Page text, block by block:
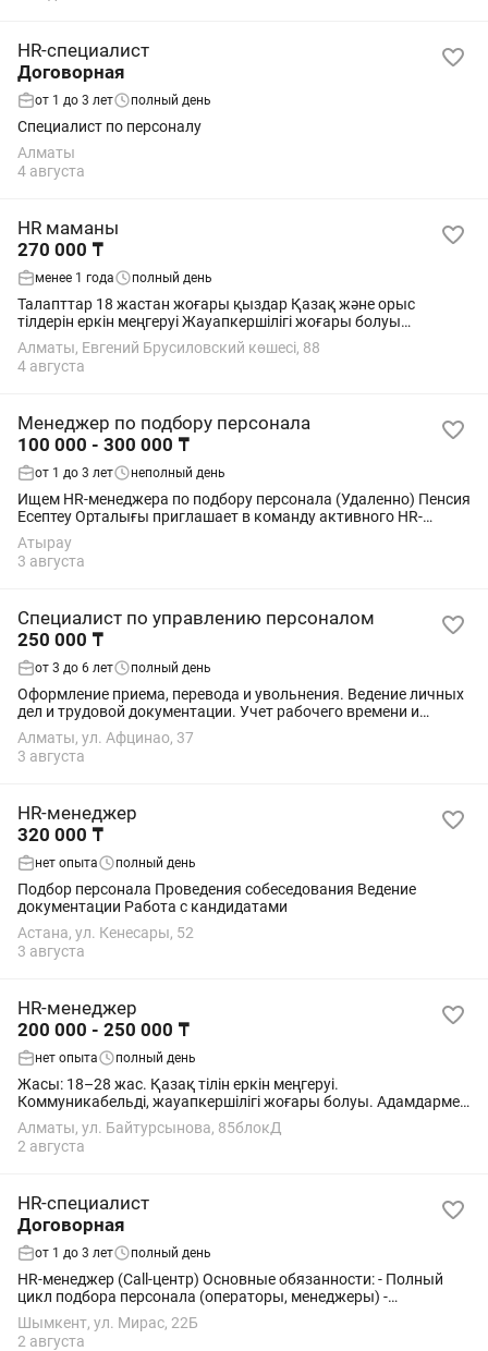
HR-специалист
Договорная
от 1 до 3 лет полный день
Специалист по персоналу
Алматы
4 августа
HR маманы
270 000 ₸
менее 1 года полный день
Талапттар 18 жастан жоғары қыздар Қазақ және орыс
тілдерін еркін меңгеруі Жауапкершілігі жоғары болуы
Басшылықтың талаптарын орындай білуі Белсенді, позитивті
және қарым-қатынасқа ашық...
Алматы, Евгений Брусиловский көшесі, 88
4 августа
Менеджер по подбору персонала
100 000 - 300 000 ₸
от 1 до 3 лет неполный день
Ищем HR-менеджера по подбору персонала (Удаленно) Пенсия
Есептеу Орталығы приглашает в команду активного HR-
менеджера, который умеет находить сильных специалистов и
закрывать вакансии качественно и...
Атырау
3 августа
Специалист по управлению персоналом
250 000 ₸
от 3 до 6 лет полный день
Оформление приема, перевода и увольнения. Ведение личных
дел и трудовой документации. Учет рабочего времени и
кадровой отчетности. Контроль соблюдение требований
Алматы, ул. Афцинао, 37
3 августа
HR-менеджер
320 000 ₸
нет опыта полный день
Подбор персонала Проведения собеседования Ведение
документации Работа с кандидатами
Астана, ул. Кенесары, 52
3 августа
HR-менеджер
200 000 - 250 000 ₸
нет опыта полный день
Жасы: 18–28 жас. Қазақ тілін еркін меңгеруі.
Коммуникабельді, жауапкершілігі жоғары болуы. Адамдармен
тез тіл табыса алуы. Ұйымдастырушылық қабілеті болуы.
Телефонмен сөйлесуден қорықпауы. ,...
Алматы, ул. Байтурсынова, 85блокД
2 августа
HR-специалист
Договорная
от 1 до 3 лет полный день
HR-менеджер (Call-центр) Основные обязанности: - Полный
цикл подбора персонала (операторы, менеджеры) -
Размещение вакансий и работа с откликами (, соцсети, таргет-
лиды) - Проведение телефонных и...
Шымкент, ул. Мирас, 22Б
2 августа